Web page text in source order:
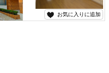
お気に入りに追加